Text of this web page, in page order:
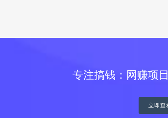
专注搞钱：网赚项
立即查